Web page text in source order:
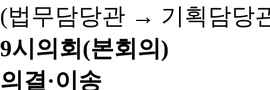
(법무담당관 → 기획담당
9시의회(본회의)
의결·이송